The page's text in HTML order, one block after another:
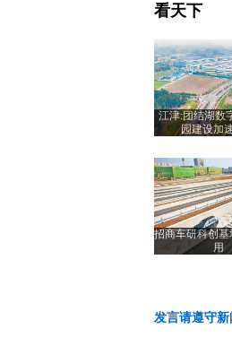
看天下
江津:团结湖数
园建设加
招商车研科创基
用
发言请遵守